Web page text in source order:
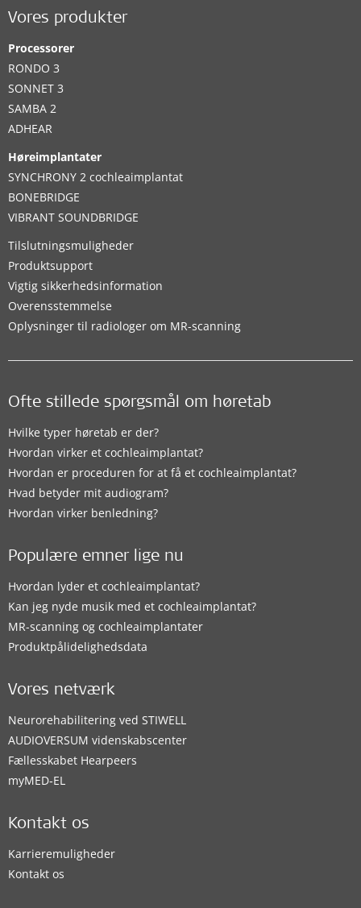
Vores produkter
Processorer
RONDO 3
SONNET 3
SAMBA 2
ADHEAR
Høreimplantater
SYNCHRONY 2 cochleaimplantat
BONEBRIDGE
VIBRANT SOUNDBRIDGE
Tilslutningsmuligheder
Produktsupport
Vigtig sikkerhedsinformation
Overensstemmelse
Oplysninger til radiologer om MR-scanning
Ofte stillede spørgsmål om høretab
Hvilke typer høretab er der?
Hvordan virker et cochleaimplantat?
Hvordan er proceduren for at få et cochleaimplantat?
Hvad betyder mit audiogram?
Hvordan virker benledning?
Populære emner lige nu
Hvordan lyder et cochleaimplantat?
Kan jeg nyde musik med et cochleaimplantat?
MR-scanning og cochleaimplantater
Produktpålidelighedsdata
Vores netværk
Neurorehabilitering ved STIWELL
AUDIOVERSUM videnskabscenter
Fællesskabet Hearpeers
myMED‑EL
Kontakt os
Karrieremuligheder
Kontakt os